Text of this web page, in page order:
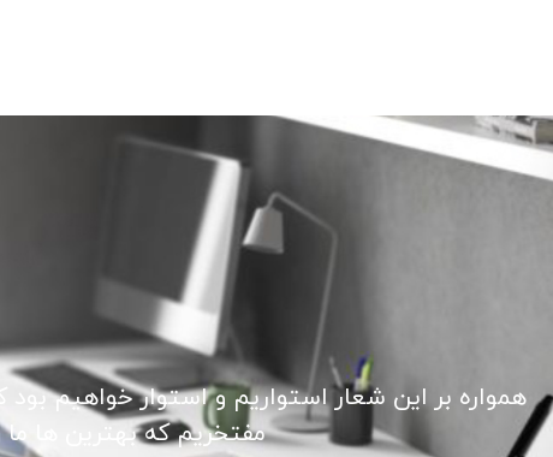
همواره بر این شعار استواریم و استوار خواهیم
مفتخریم که بهترین ها ما